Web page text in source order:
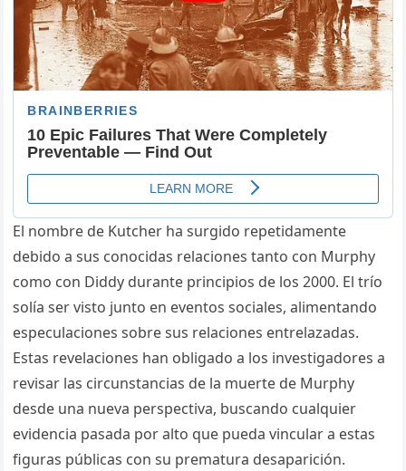
El nombre de Kutcher ha surgido repetidamente
debido a sus conocidas relaciones tanto con Murphy
como con Diddy durante principios de los 2000. El trío
solía ser visto junto en eventos sociales, alimentando
especulaciones sobre sus relaciones entrelazadas.
Estas revelaciones han obligado a los investigadores a
revisar las circunstancias de la muerte de Murphy
desde una nueva perspectiva, buscando cualquier
evidencia pasada por alto que pueda vincular a estas
figuras públicas con su prematura desaparición.